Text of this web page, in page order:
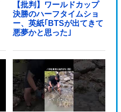
【批判】ワールドカップ
決勝のハーフタイムショ
ー、英紙｢BTSが出てきて
悪夢かと思った｣